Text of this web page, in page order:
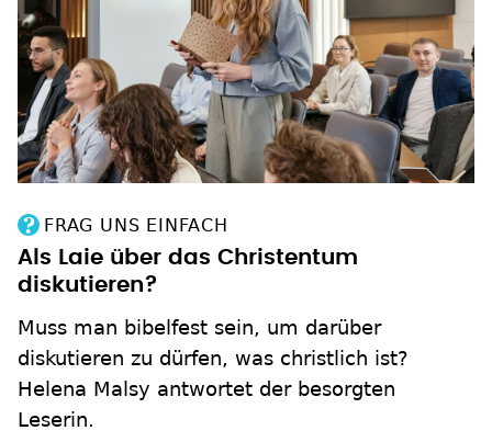
FRAG UNS EINFACH
Als Laie über das Christentum
diskutieren?
Muss man bibelfest sein, um darüber
diskutieren zu dürfen, was christlich ist?
Helena Malsy antwortet der besorgten
Leserin.